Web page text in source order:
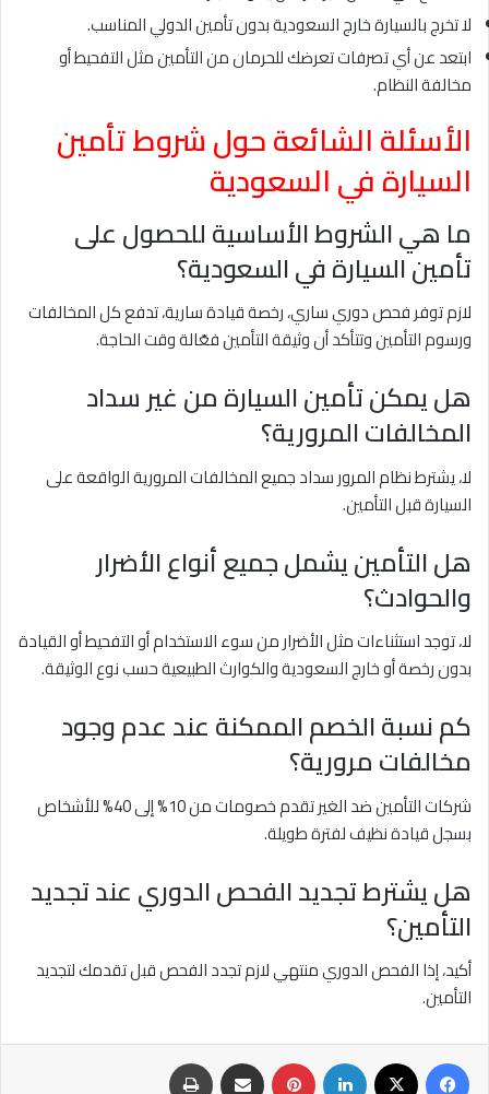
لا تخرج بالسيارة خارج السعودية بدون تأمين الدولي المناسب.
ابتعد عن أي تصرفات تعرضك للحرمان من التأمين مثل التفحيط أو
مخالفة النظام.
الأسئلة الشائعة حول شروط تأمين
السيارة في السعودية
ما هي الشروط الأساسية للحصول على
تأمين السيارة في السعودية؟
لازم توفر فحص دوري ساري، رخصة قيادة سارية، تدفع كل المخالفات
ورسوم التأمين وتتأكد أن وثيقة التأمين فعّالة وقت الحاجة.
هل يمكن تأمين السيارة من غير سداد
المخالفات المرورية؟
لا، يشترط نظام المرور سداد جميع المخالفات المرورية الواقعة على
السيارة قبل التأمين.
هل التأمين يشمل جميع أنواع الأضرار
والحوادث؟
لا، توجد استثناءات مثل الأضرار من سوء الاستخدام أو التفحيط أو القيادة
بدون رخصة أو خارج السعودية والكوارث الطبيعية حسب نوع الوثيقة.
كم نسبة الخصم الممكنة عند عدم وجود
مخالفات مرورية؟
شركات التأمين ضد الغير تقدم خصومات من 10% إلى 40% للأشخاص
بسجل قيادة نظيف لفترة طويلة.
هل يشترط تجديد الفحص الدوري عند تجديد
التأمين؟
أكيد، إذا الفحص الدوري منتهي لازم تجدد الفحص قبل تقدمك لتجديد
التأمين.
فيسبوك ‫X لينكدإن بينتيريست مشاركة عبر البريد طباعة